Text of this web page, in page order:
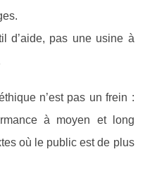
d’aide, pas une usine à
n’est pas un frein :
à moyen et long
où le public est de plus